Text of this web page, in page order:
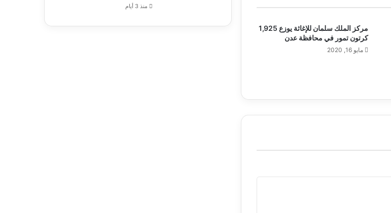
مركز الملك سلمان للإغاثة يوزع 1,925
كرتون تمور في محافظة عدن
مايو 16, 2020
منذ 3 أيام